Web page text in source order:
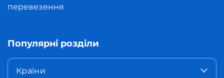
перевезення
Популярні розділи
Країни